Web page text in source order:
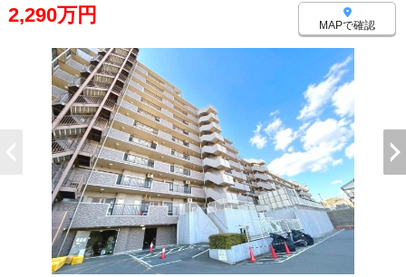
2,290万円 MAPで確認